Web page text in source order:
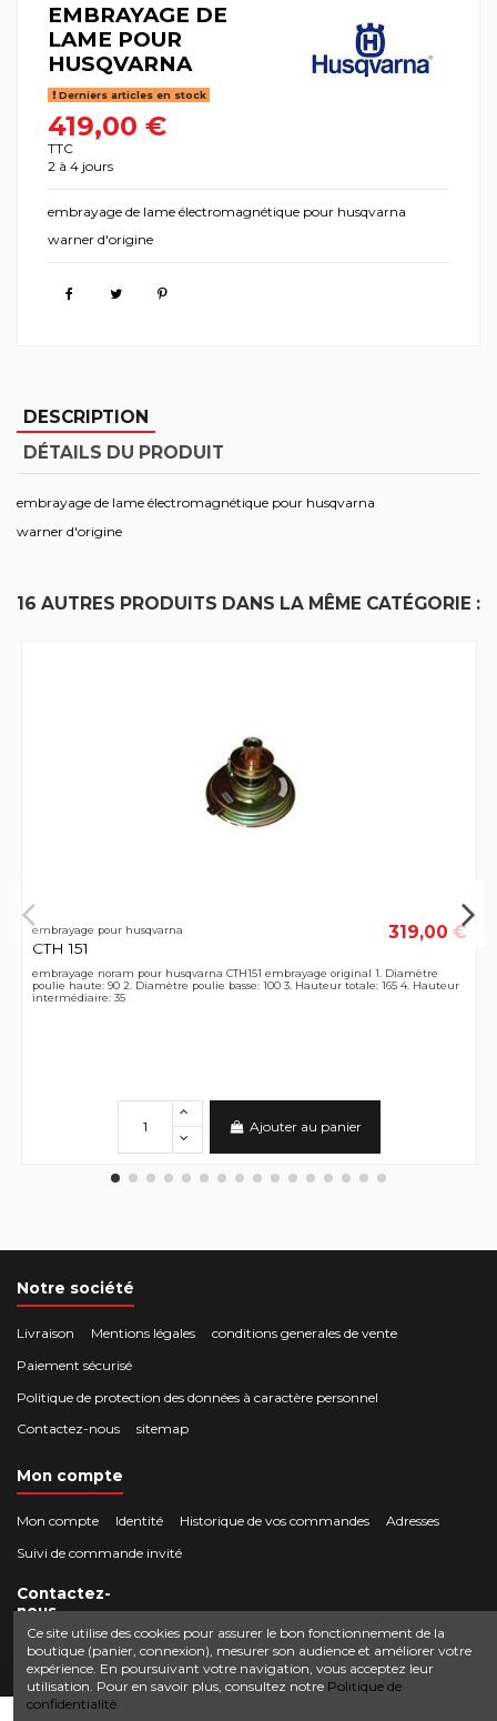
EMBRAYAGE DE
LAME POUR
HUSQVARNA
Derniers articles en stock
419,00 €
TTC
2 à 4 jours
embrayage de lame électromagnétique pour husqvarna
warner d'origine
DESCRIPTION
DÉTAILS DU PRODUIT
embrayage de lame électromagnétique pour husqvarna
warner d'origine
16 AUTRES PRODUITS DANS LA MÊME CATÉGORIE :
embrayage pour husqvarna
CTH 151
319,00 €
embrayage noram pour husqvarna CTH151 embrayage original 1. Diamètre
poulie haute: 90 2. Diamètre poulie basse: 100 3. Hauteur totale: 165 4. Hauteur
intermédiaire: 35
Ajouter au panier
Notre société
Livraison Mentions légales
conditions generales de vente
Paiement sécurisé
Politique de protection des données à caractère personnel
Contactez-nous
sitemap
Mon compte
Mon compte Identité Historique de vos commandes
Adresses
Suivi de commande invité
Contactez-
nous
Crocbois-motoculture.com
50 route de Villefort 48800 Pied-de-Borne
0624436257
contact@crocbois-motoculture.com
Ce site utilise des cookies pour assurer le bon fonctionnement de la
boutique (panier, connexion), mesurer son audience et améliorer votre
expérience. En poursuivant votre navigation, vous acceptez leur
utilisation. Pour en savoir plus, consultez notre Politique de
confidentialité.